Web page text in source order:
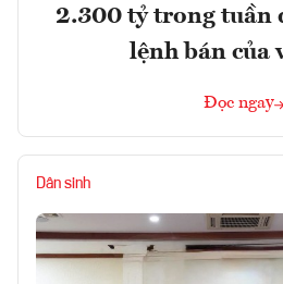
2.300 tỷ trong tuần
lệnh bán của
Đọc ngay
Dân sinh